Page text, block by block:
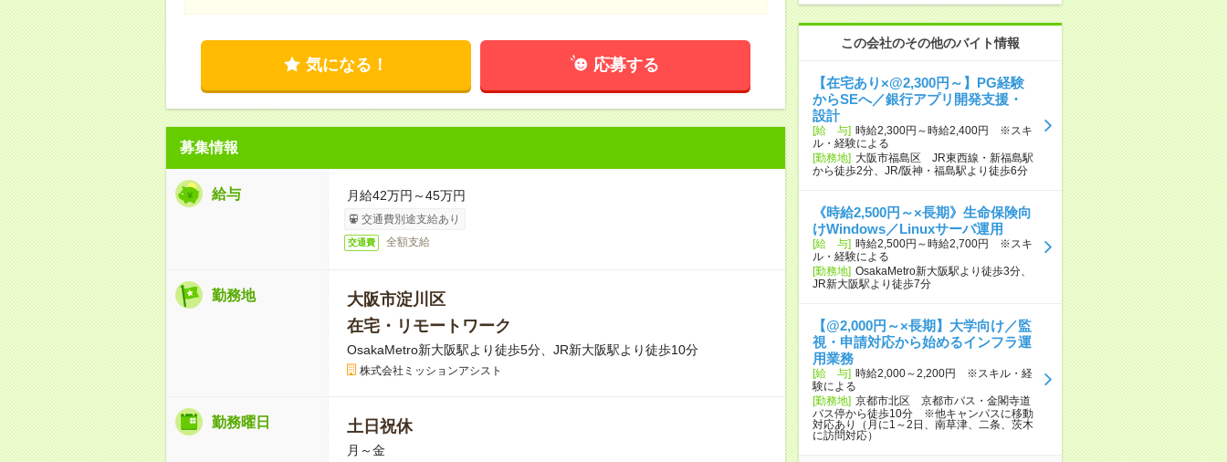
気になる！ 応募する
募集情報
給与 月給42万円～45万円
交通費別途支給あり
交通費 全額支給
勤務地
大阪市淀川区
在宅・リモートワーク
OsakaMetro新大阪駅より徒歩5分、JR新大阪駅より徒歩10分
株式会社ミッションアシスト
勤務曜日 土日祝休
月～金
この会社のその他のバイト情報
【在宅あり×@2,300円～】PG経験
からSEへ／銀行アプリ開発支援・
設計
[給 与] 時給2,300円～時給2,400円 ※スキ
ル・経験による
[勤務地] 大阪市福島区 JR東西線・新福島駅
から徒歩2分、JR/阪神・福島駅より徒歩6分
《時給2,500円～×長期》生命保険向
けWindows／Linuxサーバ運用
[給 与] 時給2,500円～時給2,700円 ※スキ
ル・経験による
[勤務地] OsakaMetro新大阪駅より徒歩3分、
JR新大阪駅より徒歩7分
【@2,000円～×長期】大学向け／監
視・申請対応から始めるインフラ運
用業務
[給 与] 時給2,000～2,200円 ※スキル・経
験による
[勤務地] 京都市北区 京都市バス・金閣寺道
バス停から徒歩10分 ※他キャンパスに移動
対応あり（月に1～2日、南草津、二条、茨木
に訪問対応）